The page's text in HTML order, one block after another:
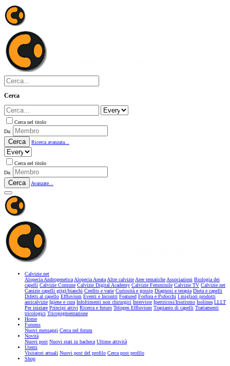
Cerca
Cerca nel titolo
Da:
Cerca Ricerca avanzata...
Cerca nel titolo
Da:
Cerca Avanzate...
Calvizie.net
Alopecia AndrogeneticaAlopecia AreataAltre calvizieAree tematicheAssociazioni Biologia dei
capelli Calvizie Comune Calvizie Digital Academy Calvizie Femminile Calvizie TV Calvizie.net
Canizie capelli grigi/bianchi Credits e varie Curiosità e gossip Diagnosi e terapia Dieta e capelli
Difetti al capello Effluvium Eventi e Incontri Featured Forfora e Pidocchi I migliori prodotti
anticalvizie Igiene e cura Infoltimenti non chirurgici Interviste Ipertricosi/Irsutismo Isolinea LLLT
Per iniziare Principi attivi Ricerca e futuro Telogen Effluvium Trapianto di capelli Trattamenti
tricologici Tricopigmentazione
Home
Forums
Nuovi messaggi Cerca nel forum
Novità
Nuovi post Nuovi stati in bacheca Ultime attività
Utenti
Visitatori attuali Nuovi post del profilo Cerca post profilo
Shop